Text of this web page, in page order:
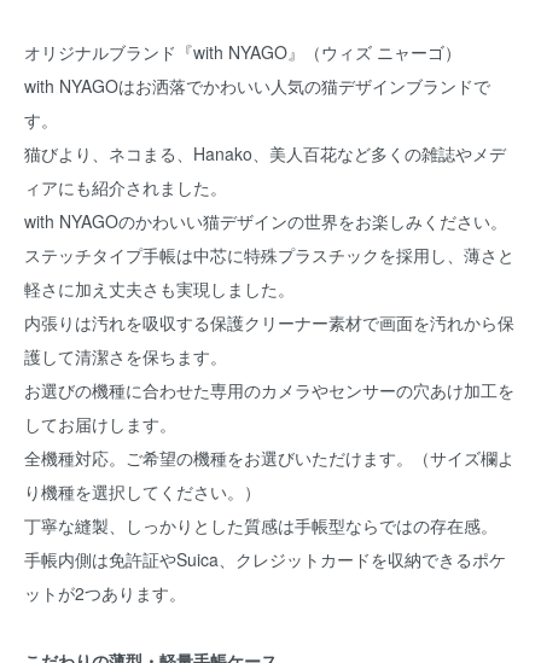
オリジナルブランド『with NYAGO』（ウィズ ニャーゴ）
with NYAGOはお洒落でかわいい人気の猫デザインブランドで
す。
猫びより、ネコまる、Hanako、美人百花など多くの雑誌やメデ
ィアにも紹介されました。
with NYAGOのかわいい猫デザインの世界をお楽しみください。
ステッチタイプ手帳は中芯に特殊プラスチックを採用し、薄さと
軽さに加え丈夫さも実現しました。
内張りは汚れを吸収する保護クリーナー素材で画面を汚れから保
護して清潔さを保ちます。
お選びの機種に合わせた専用のカメラやセンサーの穴あけ加工を
してお届けします。
全機種対応。ご希望の機種をお選びいただけます。（サイズ欄よ
り機種を選択してください。）
丁寧な縫製、しっかりとした質感は手帳型ならではの存在感。
手帳内側は免許証やSuica、クレジットカードを収納できるポケ
ットが2つあります。